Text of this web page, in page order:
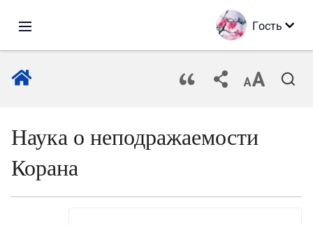
Гость
Наука о неподражаемости
Корана